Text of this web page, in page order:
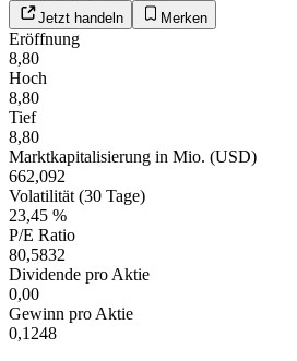
Jetzt handeln Merken
Eröffnung
8,80
Hoch
8,80
Tief
8,80
Marktkapitalisierung in Mio. (USD)
662,092
Volatilität (30 Tage)
23,45 %
P/E Ratio
80,5832
Dividende pro Aktie
0,00
Gewinn pro Aktie
0,1248